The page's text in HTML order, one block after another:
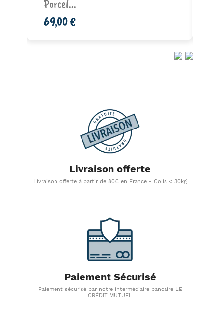
Porcel...
69,00 €
Livraison offerte
Livraison offerte à partir de 80€ en France - Colis < 30kg
Paiement Sécurisé
Paiement sécurisé par notre intermédiaire bancaire LE
CRÉDIT MUTUEL